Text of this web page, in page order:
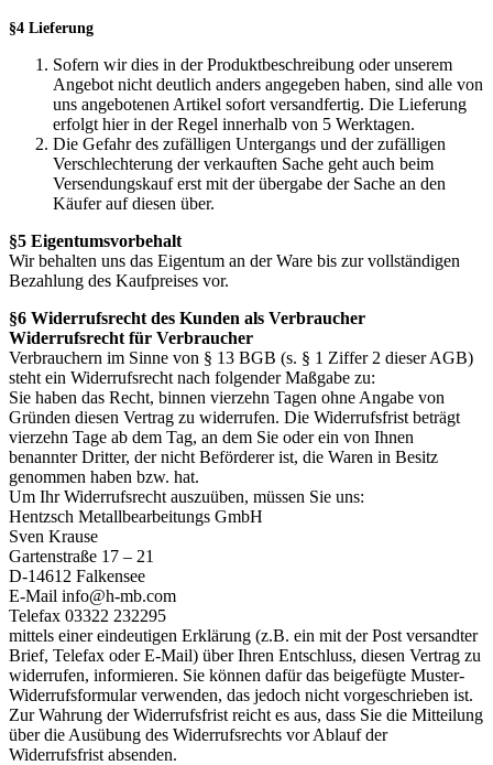
§4 Lieferung
Sofern wir dies in der Produktbeschreibung oder unserem
Angebot nicht deutlich anders angegeben haben, sind alle von
uns angebotenen Artikel sofort versandfertig. Die Lieferung
erfolgt hier in der Regel innerhalb von 5 Werktagen.
Die Gefahr des zufälligen Untergangs und der zufälligen
Verschlechterung der verkauften Sache geht auch beim
Versendungskauf erst mit der übergabe der Sache an den
Käufer auf diesen über.
§5 Eigentumsvorbehalt
Wir behalten uns das Eigentum an der Ware bis zur vollständigen
Bezahlung des Kaufpreises vor.
§6 Widerrufsrecht des Kunden als Verbraucher
Widerrufsrecht für Verbraucher
Verbrauchern im Sinne von § 13 BGB (s. § 1 Ziffer 2 dieser AGB)
steht ein Widerrufsrecht nach folgender Maßgabe zu:
Sie haben das Recht, binnen vierzehn Tagen ohne Angabe von
Gründen diesen Vertrag zu widerrufen. Die Widerrufsfrist beträgt
vierzehn Tage ab dem Tag, an dem Sie oder ein von Ihnen
benannter Dritter, der nicht Beförderer ist, die Waren in Besitz
genommen haben bzw. hat.
Um Ihr Widerrufsrecht auszuüben, müssen Sie uns:
Hentzsch Metallbearbeitungs GmbH
Sven Krause
Gartenstraße 17 – 21
D-14612 Falkensee
E-Mail info@h-mb.com
Telefax 03322 232295
mittels einer eindeutigen Erklärung (z.B. ein mit der Post versandter
Brief, Telefax oder E-Mail) über Ihren Entschluss, diesen Vertrag zu
widerrufen, informieren. Sie können dafür das beigefügte Muster-
Widerrufsformular verwenden, das jedoch nicht vorgeschrieben ist.
Zur Wahrung der Widerrufsfrist reicht es aus, dass Sie die Mitteilung
über die Ausübung des Widerrufsrechts vor Ablauf der
Widerrufsfrist absenden.